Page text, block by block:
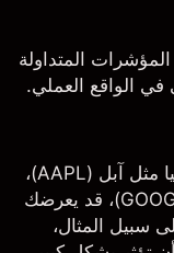
المؤشرات المتداولة
الواقع العملي.
مثل آبل
(AAPL)،
(GOOGL)، قد يعرضك
سبيل المثال،